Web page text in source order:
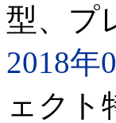
型、プ
2018年
ェクト